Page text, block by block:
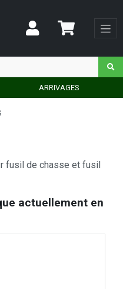
ARRIVAGES
fusil de chasse et fusil
actuellement en